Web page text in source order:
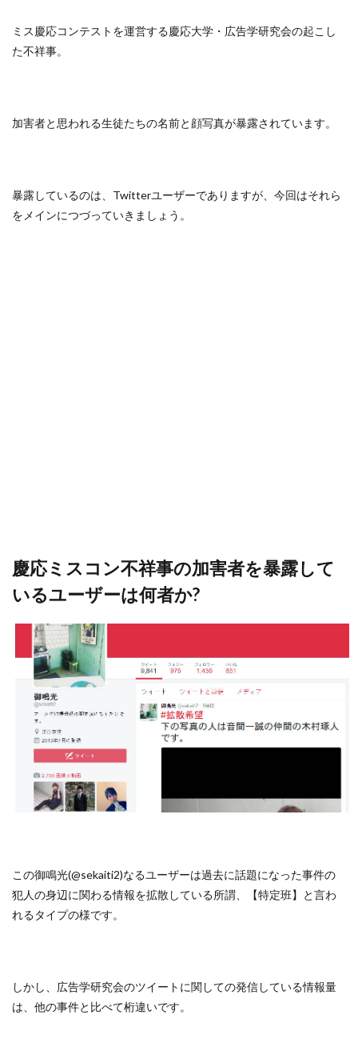
ミス慶応コンテストを運営する慶応大学・広告学研究会の起こし
た不祥事。
加害者と思われる生徒たちの名前と顔写真が暴露されています。
暴露しているのは、Twitterユーザーでありますが、今回はそれら
をメインにつづっていきましょう。
慶応ミスコン不祥事の加害者を暴露して
いるユーザーは何者か?
この御鳴光(@sekaiti2)なるユーザーは過去に話題になった事件の
犯人の身辺に関わる情報を拡散している所謂、【特定班】と言わ
れるタイプの様です。
しかし、広告学研究会のツイートに関しての発信している情報量
は、他の事件と比べて桁違いです。